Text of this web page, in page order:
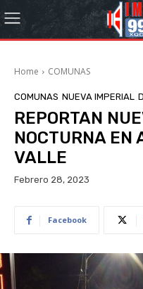
Home COMUNAS
COMUNAS NUEVA IMPERIAL
REPORTAN
NOCTURNA EN
VALLE
Febrero 28, 2023
Facebook